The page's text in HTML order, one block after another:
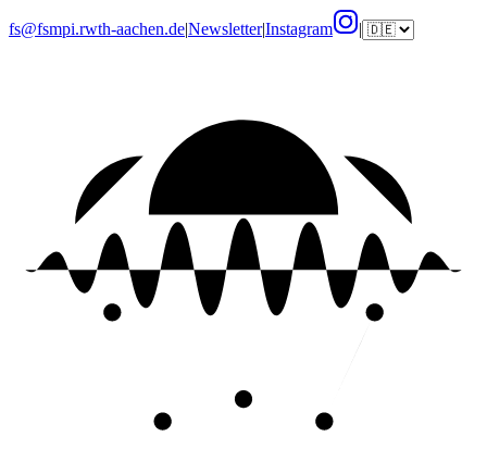
fs@fsmpi.rwth-aachen.de|Newsletter|Instagram |